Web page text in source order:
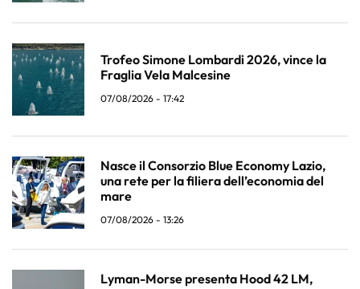
Trofeo Simone Lombardi 2026, vince la
Fraglia Vela Malcesine
07/08/2026 - 17:42
Nasce il Consorzio Blue Economy Lazio,
una rete per la filiera dell’economia del
mare
07/08/2026 - 13:26
Lyman-Morse presenta Hood 42 LM,